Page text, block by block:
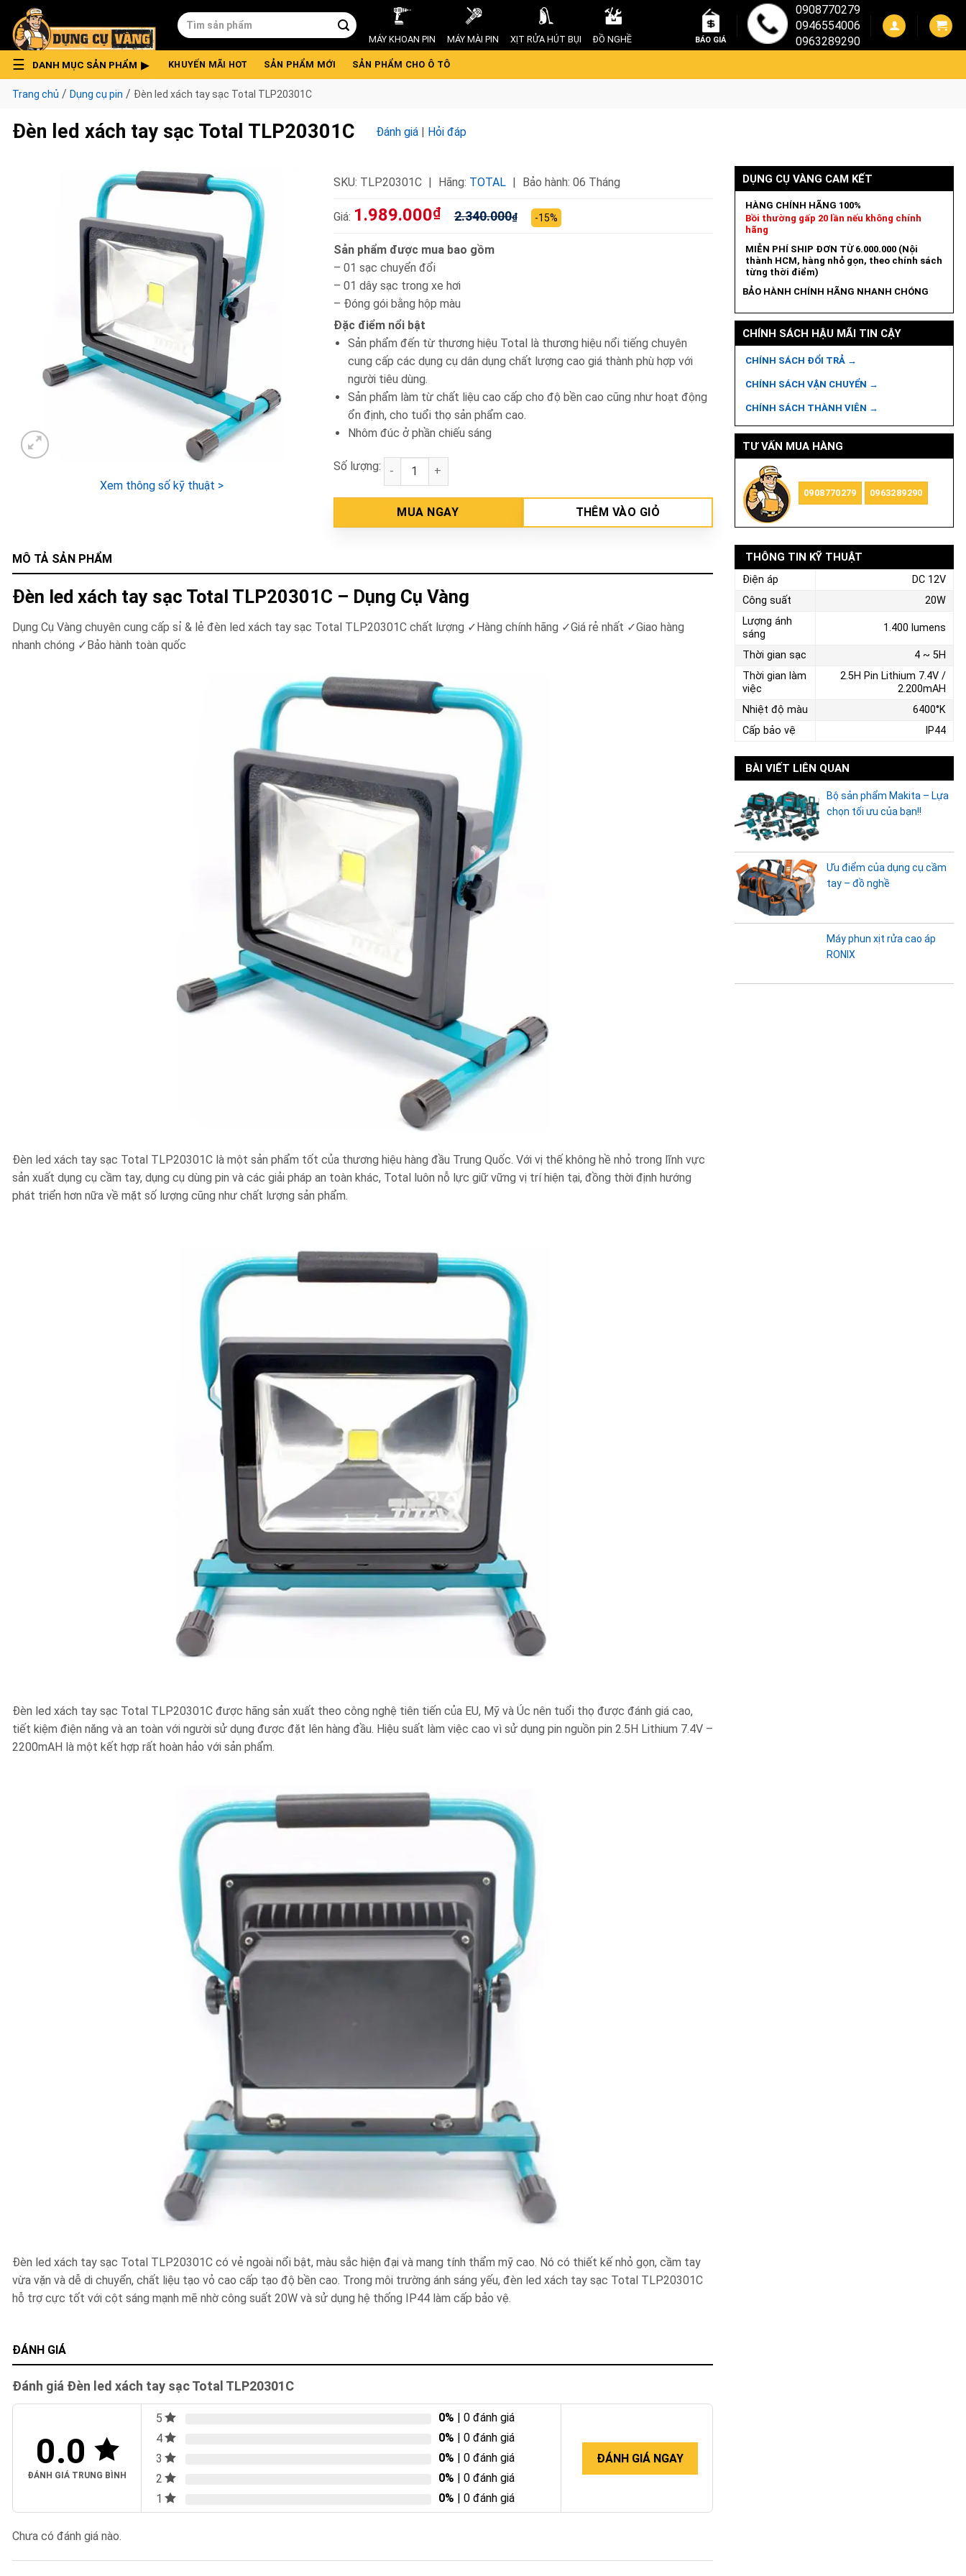
content
Tìm
kiếm:
MÁY KHOAN PIN MÁY MÀI PIN XỊT RỬA HÚT BỤI ĐỒ NGHỀ BÁO GIÁ
0908770279
0946554006
0963289290
DANH MỤC SẢN PHẨM KHUYẾN MÃI HOT SẢN PHẨM MỚI SẢN PHẨM CHO Ô TÔ
Trang chủ / Dụng cụ pin / Đèn led xách tay sạc Total TLP20301C
Đèn led xách tay sạc Total TLP20301C Đánh giá | Hỏi đáp
Xem thông số kỹ thuật >
SKU: TLP20301C Hãng: TOTAL Bảo hành: 06 Tháng
Giá: 1.989.000₫ 2.340.000₫ -15%
Sản phẩm được mua bao gồm
– 01 sạc chuyển đổi
– 01 dây sạc trong xe hơi
– Đóng gói bằng hộp màu
Đặc điểm nổi bật
Sản phẩm đến từ thương hiệu Total là thương hiệu nổi tiếng chuyên
cung cấp các dụng cụ dân dụng chất lượng cao giá thành phù hợp với
người tiêu dùng.
Sản phẩm làm từ chất liệu cao cấp cho độ bền cao cũng như hoạt động
ổn định, cho tuổi thọ sản phẩm cao.
Nhôm đúc ở phần chiếu sáng
Số lượng: Đèn led xách tay sạc Total TLP20301C số lượng
MUA NGAY THÊM VÀO GIỎ
DỤNG CỤ VÀNG CAM KẾT
HÀNG CHÍNH HÃNG 100%
Bồi thường gấp 20 lần nếu không chính
hãng
MIỄN PHÍ SHIP ĐƠN TỪ 6.000.000 (Nội
thành HCM, hàng nhỏ gọn, theo chính sách
từng thời điểm)
BẢO HÀNH CHÍNH HÃNG NHANH CHÓNG
CHÍNH SÁCH HẬU MÃI TIN CẬY
CHÍNH SÁCH ĐỔI TRẢ →
CHÍNH SÁCH VẬN CHUYỂN →
CHÍNH SÁCH THÀNH VIÊN →
TƯ VẤN MUA HÀNG
0908770279 0963289290
MÔ TẢ SẢN PHẨM
Đèn led xách tay sạc Total TLP20301C – Dụng Cụ Vàng
Dụng Cụ Vàng chuyên cung cấp sỉ & lẻ đèn led xách tay sạc Total TLP20301C chất lượng ✓Hàng chính hãng ✓Giá rẻ nhất ✓Giao hàng
nhanh chóng ✓Bảo hành toàn quốc
Đèn led xách tay sạc Total TLP20301C là một sản phẩm tốt của thương hiệu hàng đầu Trung Quốc. Với vị thế không hề nhỏ trong lĩnh vực
sản xuất dụng cụ cầm tay, dụng cụ dùng pin và các giải pháp an toàn khác, Total luôn nỗ lực giữ vững vị trí hiện tại, đồng thời định hướng
phát triển hơn nữa về mặt số lượng cũng như chất lượng sản phẩm.
Đèn led xách tay sạc Total TLP20301C được hãng sản xuất theo công nghệ tiên tiến của EU, Mỹ và Úc nên tuổi thọ được đánh giá cao,
tiết kiệm điện năng và an toàn với người sử dụng được đặt lên hàng đầu. Hiệu suất làm việc cao vì sử dụng pin nguồn pin 2.5H Lithium 7.4V –
2200mAH là một kết hợp rất hoàn hảo với sản phẩm.
Đèn led xách tay sạc Total TLP20301C có vẻ ngoài nổi bật, màu sắc hiện đại và mang tính thẩm mỹ cao. Nó có thiết kế nhỏ gọn, cầm tay
vừa vặn và dễ di chuyển, chất liệu tạo vỏ cao cấp tạo độ bền cao. Trong môi trường ánh sáng yếu, đèn led xách tay sạc Total TLP20301C
hỗ trợ cực tốt với cột sáng mạnh mẽ nhờ công suất 20W và sử dụng hệ thống IP44 làm cấp bảo vệ.
ĐÁNH GIÁ
Đánh giá Đèn led xách tay sạc Total TLP20301C
0.0
ĐÁNH GIÁ TRUNG BÌNH
5 0% | 0 đánh giá
4
0% | 0 đánh giá
3
0% | 0 đánh giá
2
0% | 0 đánh giá
1
0% | 0 đánh giá
ĐÁNH GIÁ NGAY
Chưa có đánh giá nào.
THÔNG TIN KỸ THUẬT
Điện áp
DC 12V
Công suất
20W
Lượng ánh
sáng
1.400 lumens
Thời gian sạc
4 ~ 5H
Thời gian làm
việc
2.5H Pin Lithium 7.4V /
2.200mAH
Nhiệt độ màu
6400°K
Cấp bảo vệ
IP44
BÀI VIẾT LIÊN QUAN
Bộ sản phẩm Makita – Lựa
chọn tối ưu của bạn!!
Ưu điểm của dụng cụ cầm
tay – đồ nghề
Máy phun xịt rửa cao áp
RONIX